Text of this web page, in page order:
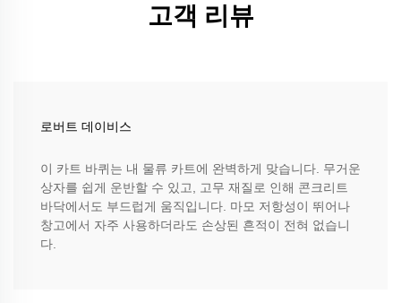
고객 리뷰
로버트 데이비스
이 카트 바퀴는 내 물류 카트에 완벽하게 맞습니다. 무거운
상자를 쉽게 운반할 수 있고, 고무 재질로 인해 콘크리트
바닥에서도 부드럽게 움직입니다. 마모 저항성이 뛰어나
창고에서 자주 사용하더라도 손상된 흔적이 전혀 없습니
다.